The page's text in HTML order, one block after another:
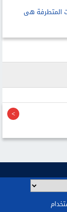
المتطرفة هى